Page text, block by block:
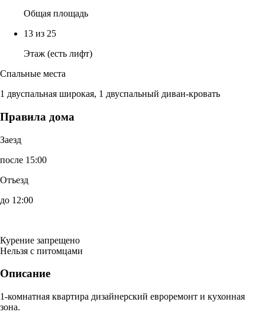
Общая площадь
13 из 25
Этаж (есть лифт)
Спальные места
1 двуспальная широкая, 1 двуспальный диван-кровать
Правила дома
Заезд
после 15:00
Отъезд
до 12:00
Курение запрещено
Нельзя с питомцами
Описание
1-комнатная квартира дизайнерский евроремонт и кухонная
зона.